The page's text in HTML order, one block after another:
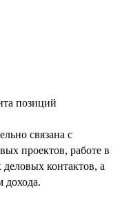
позиций
связана с
проектов, работе в
контактов, а
дохода.